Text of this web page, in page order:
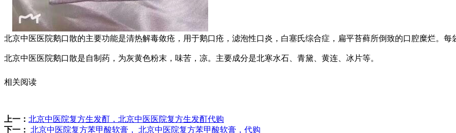
北京中医医院鹅口散的主要功能是清热解毒敛疮，用于鹅口疮，滤泡性口炎，白塞氏综合症，扁平苔藓所倒致的口腔糜烂。
北京中医医院鹅口散是自制药，为灰黄色粉末，味苦，凉。主要成分是北寒水石、青黛、黄连、冰片等。
相关阅读
上一： 北京中医院复方生发酊，北京中医医院复方生发酊代购
下一： 北京中医院复方苯甲酸软膏， 北京中医院复方苯甲酸软膏，代购